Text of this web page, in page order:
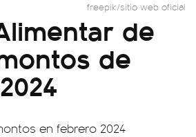
freepik/sitio web oficial
de
de
en febrero 2024